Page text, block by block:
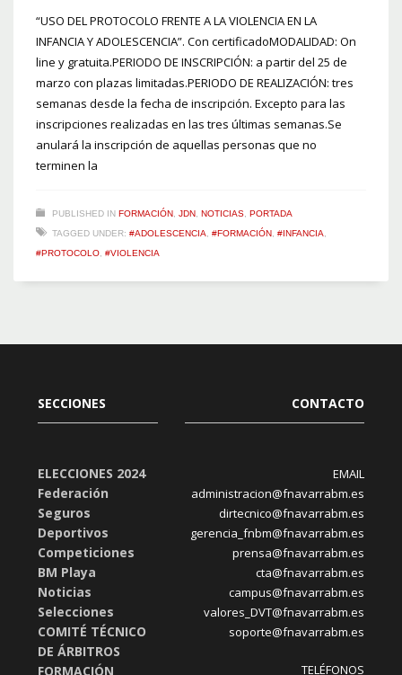
“USO DEL PROTOCOLO FRENTE A LA VIOLENCIA EN LA
INFANCIA Y ADOLESCENCIA”. Con certificadoMODALIDAD: On
line y gratuita.PERIODO DE INSCRIPCIÓN: a partir del 25 de
marzo con plazas limitadas.PERIODO DE REALIZACIÓN: tres
semanas desde la fecha de inscripción. Excepto para las
inscripciones realizadas en las tres últimas semanas.Se
anulará la inscripción de aquellas personas que no
terminen la
PUBLISHED IN FORMACIÓN JDN NOTICIAS PORTADA
TAGGED UNDER: #ADOLESCENCIA #FORMACIÓN #INFANCIA
#PROTOCOLO #VIOLENCIA
SECCIONES
ELECCIONES 2024
Federación
Seguros
Deportivos
Competiciones
BM Playa
Noticias
Selecciones
COMITÉ TÉCNICO
DE ÁRBITROS
FORMACIÓN
CONTACTO
EMAIL
administracion@fnavarrabm.es
dirtecnico@fnavarrabm.es
gerencia_fnbm@fnavarrabm.es
prensa@fnavarrabm.es
cta@fnavarrabm.es
campus@fnavarrabm.es
valores_DVT@fnavarrabm.es
soporte@fnavarrabm.es
TELÉFONOS